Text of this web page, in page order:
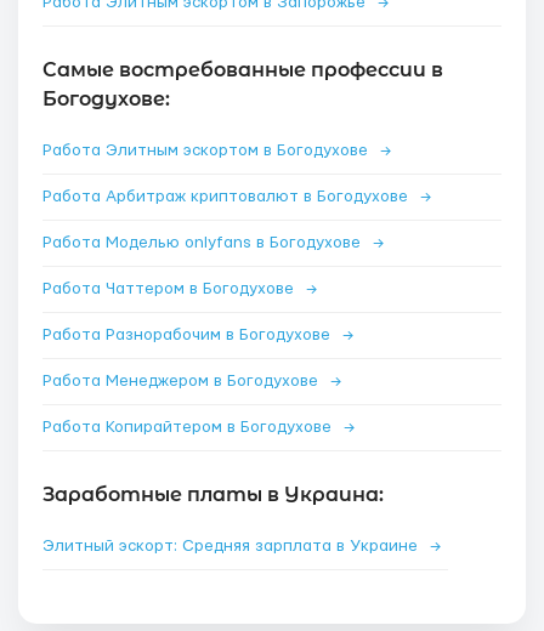
Самые востребованные профессии в
Богодухове:
Работа Элитным эскортом в Богодухове →
Работа Арбитраж криптовалют в Богодухове →
Работа Моделью onlyfans в Богодухове →
Работа Чаттером в Богодухове →
Работа Разнорабочим в Богодухове →
Работа Менеджером в Богодухове →
Работа Копирайтером в Богодухове →
Заработные платы в Украина:
Элитный эскорт: Средняя зарплата в Украине →